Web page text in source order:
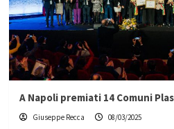
A Napoli premiati 14 Comuni
Giuseppe Recca 08/03/2025